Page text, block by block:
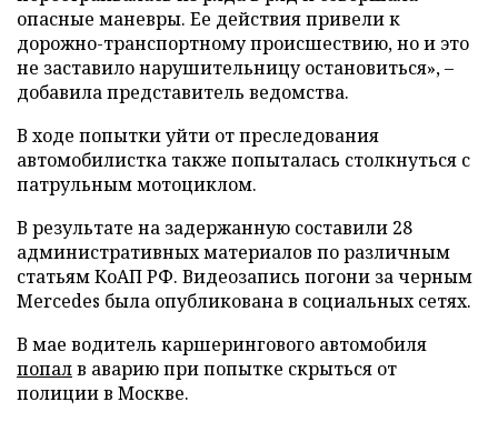
опасные маневры. Ее действия привели к
дорожно-транспортному происшествию, но и это
не заставило нарушительницу остановиться», –
добавила представитель ведомства.
В ходе попытки уйти от преследования
автомобилистка также попыталась столкнуться с
патрульным мотоциклом.
В результате на задержанную составили 28
административных материалов по различным
статьям КоАП РФ. Видеозапись погони за черным
Mercedes была опубликована в социальных сетях.
В мае водитель каршерингового автомобиля
попалв аварию при попытке скрыться от
полиции в Москве.